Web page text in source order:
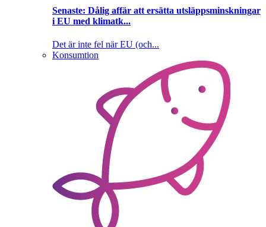
Senaste: Dålig affär att ersätta utsläppsminskningar
i EU med klimatk...
Det är inte fel när EU (och...
Konsumtion